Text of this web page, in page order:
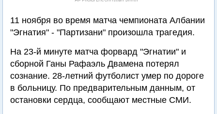
11 ноября во время матча чемпионата Албании
"Эгнатия" - "Партизани" произошла трагедия.
На 23-й минуте матча форвард "Эгнатии" и
сборной Ганы Рафаэль Двамена потерял
сознание. 28-летний футболист умер по дороге
в больницу. По предварительным данным, от
остановки сердца, сообщают местные СМИ.